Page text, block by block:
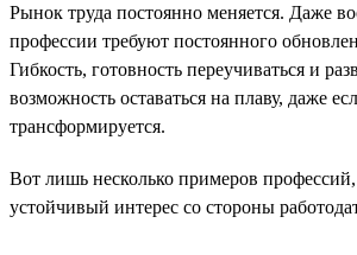
Рынок труда постоянно меняется. Даже
профессии требуют постоянного
Гибкость, готовность переучиваться и
возможность оставаться на плаву, даже
трансформируется.
Вот лишь несколько примеров профессий,
устойчивый интерес со стороны